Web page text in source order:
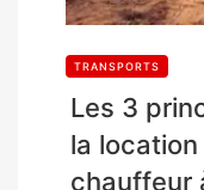
TRANSPORTS
Les 3
la
chauffeur